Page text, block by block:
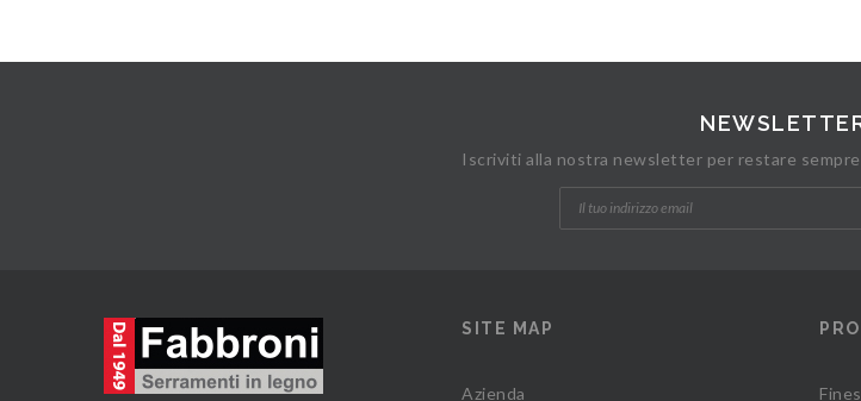
Iscriviti alla nostra newsletter per restare
SITE MAP
Azienda